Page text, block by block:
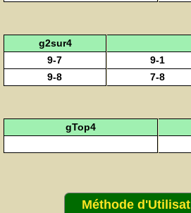
g2sur4
9-7
9-1
9-8
7-8
gTop4
Méthode